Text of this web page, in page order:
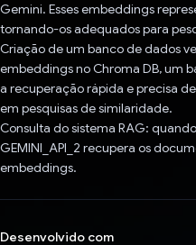
Gemini. Esses embeddings
tornando-os adequados para
Criação de um banco de dados
embeddings no Chroma DB, um
a recuperação rápida e precisa
em pesquisas de similaridade.
Consulta do sistema RAG:
GEMINI_API_2 recupera os
embeddings.
Desenvolvido com